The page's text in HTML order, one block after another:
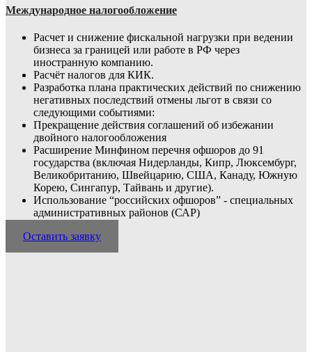
Международное налогообложение
Расчет и снижение фискальной нагрузки при ведении
бизнеса за границей или работе в РФ через
иностранную компанию.
Расчёт налогов для КИК.
Разработка плана практических действий по снижению
негативных последствий отмены льгот в связи со
следующими событиями:
Прекращение действия соглашений об избежании
двойного налогообложения
Расширение Минфином перечня офшоров до 91
государства (включая Нидерланды, Кипр, Люксембург,
Великобританию, Швейцарию, США, Канаду, Южную
Корею, Сингапур, Тайвань и другие).
Использование “российских офшоров” - специальных
административных районов (САР)
Оставить заявку